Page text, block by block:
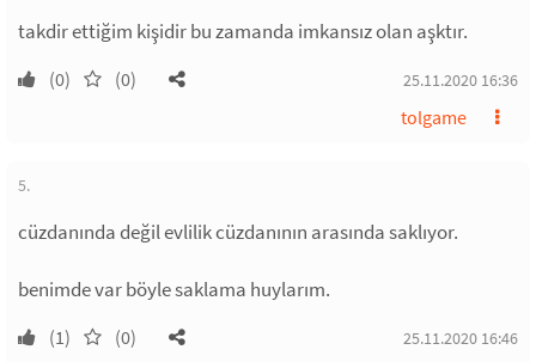
takdir ettiğim kişidir bu zamanda imkansız olan aşktır.
(0) (0) 25.11.2020 16:36
tolgame
5.
cüzdanında değil evlilik cüzdanının arasında saklıyor.
benimde var böyle saklama huylarım.
(1) (0) 25.11.2020 16:46